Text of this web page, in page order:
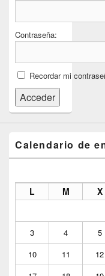
Contraseña:
Recordar mi
Acceder
Calendario de
L M X
3
4 5
10
11 12